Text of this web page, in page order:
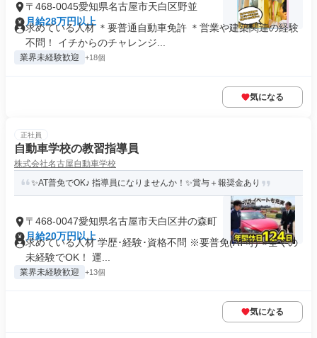
〒468-0045愛知県名古屋市天白区野並
月給28万円以上
求めている人材 ＊要普通自動車免許 ＊営業や建築関連の経験
不問！ イチからのチャレンジ...
業界未経験歓迎 +18個
気になる
正社員
自動車学校の教習指導員
株式会社名古屋自動車学校
✨AT普免でOK♪ 指導員になりませんか！✨賞与＋報奨金あり
〒468-0047愛知県名古屋市天白区井の森町
月給20万円以上
求めている人材 学歴･経験･資格不問 ※要普免(AT可) ⭐全くの
未経験でOK！ 運...
業界未経験歓迎 +13個
気になる